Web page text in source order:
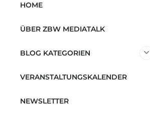
HOME
ÜBER ZBW MEDIATALK
BLOG KATEGORIEN
VERANSTALTUNGSKALENDER
NEWSLETTER